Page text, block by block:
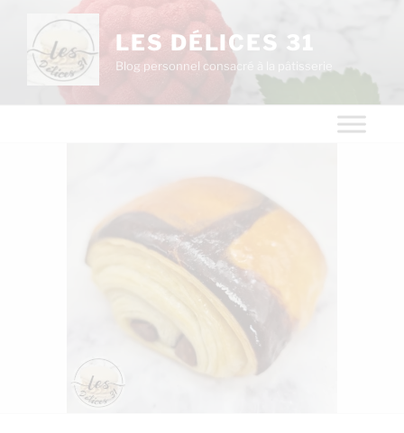
LES DÉLICES 31
Blog personnel consacré à la pâtisserie